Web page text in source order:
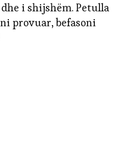
i shijshëm. Petulla
provuar, befasoni